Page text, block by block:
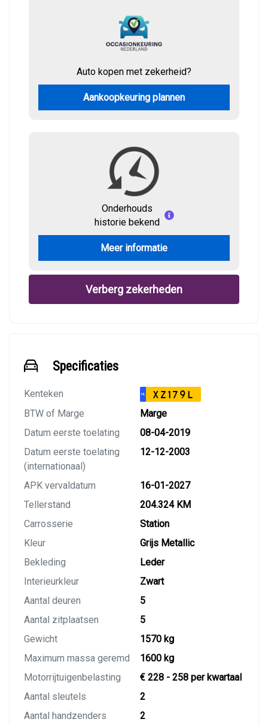
Auto kopen met zekerheid?
Aankoopkeuring plannen
Onderhouds
historie bekend
Meer informatie
Verberg zekerheden
Specificaties
Kenteken NL XZ179L
BTW of Marge
Marge
Datum eerste toelating
08-04-2019
Datum eerste toelating
(internationaal)
12-12-2003
APK vervaldatum
16-01-2027
Tellerstand
204.324 KM
Carrosserie
Station
Kleur
Grijs Metallic
Bekleding
Leder
Interieurkleur
Zwart
Aantal deuren
5
Aantal zitplaatsen
5
Gewicht
1570 kg
Maximum massa geremd
1600 kg
Motorrijtuigenbelasting
€ 228 - 258 per kwartaal
Aantal sleutels
2
Aantal handzenders
2